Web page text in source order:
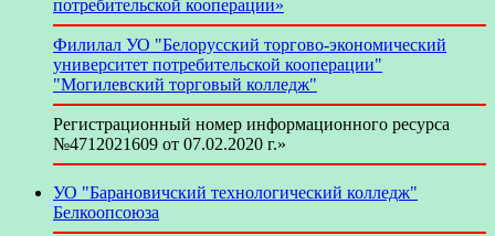
потребительской кооперации»
Филилал УО "Белорусский торгово-экономический
университет потребительской кооперации"
"Могилевский торговый колледж"
Регистрационный номер информационного ресурса
№4712021609 от 07.02.2020 г.»
УО "Барановичский технологический колледж"
Белкоопсоюза